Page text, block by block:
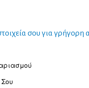
σου για γρήγορη